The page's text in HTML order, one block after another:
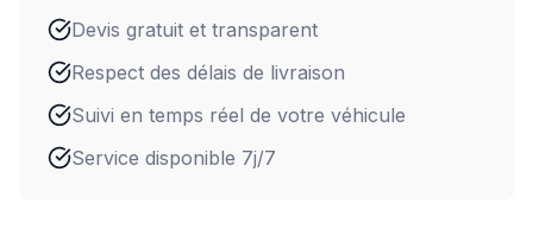
Devis gratuit et transparent
Respect des délais de livraison
Suivi en temps réel de votre véhicule
Service disponible 7j/7